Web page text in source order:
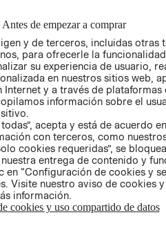
AVISO DE
LIBRO DE
Antes de empezar a comprar
y de terceros, incluidas otras
para ofrecerle la
su experiencia de usuario,
en nuestros sitios web,
y a través de plataformas
información sobre el
acepta y está de acuerdo
con terceros, como
cookies requeridas”, se
entrega de contenido y
en “Configuración de cookies y
Visite nuestro aviso de cookies
información.
cookies y uso compartido de datos